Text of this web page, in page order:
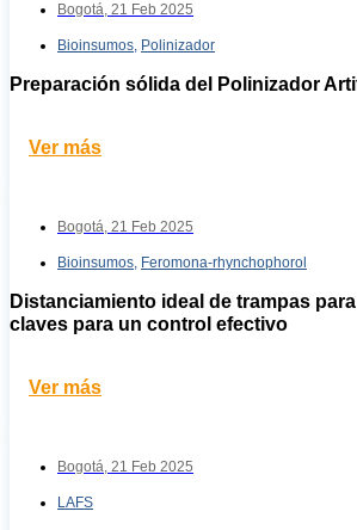
Bogotá, 21 Feb 2025
Bioinsumos, Polinizador
Preparación sólida del Polinizador
Ver más
Bogotá, 21 Feb 2025
Bioinsumos, Feromona-rhynchophorol
Distanciamiento ideal de trampas
claves para un control efectivo
Ver más
Bogotá, 21 Feb 2025
LAFS